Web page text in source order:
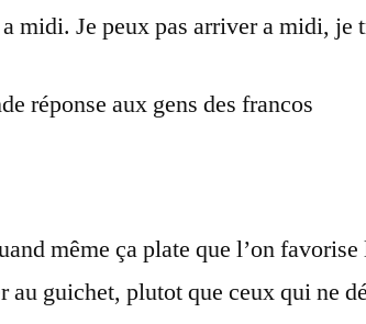
midi. Je peux pas arriver a midi,
réponse aux gens des francos
même ça plate que l’on
au guichet, plutot que ceux qui ne